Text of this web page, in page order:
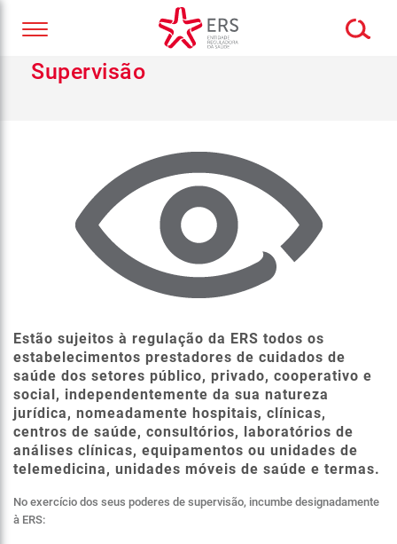
Supervisão
Estão sujeitos à regulação da ERS todos os
estabelecimentos prestadores de cuidados de
saúde dos setores público, privado, cooperativo e
social, independentemente da sua natureza
jurídica, nomeadamente hospitais, clínicas,
centros de saúde, consultórios, laboratórios de
análises clínicas, equipamentos ou unidades de
telemedicina, unidades móveis de saúde e termas.
No exercício dos seus poderes de supervisão, incumbe designadamente
à ERS: